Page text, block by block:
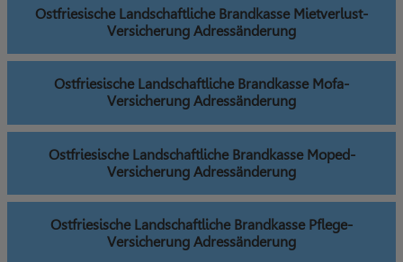
Ostfriesische Landschaftliche Brandkasse Mietverlust-
Versicherung Adressänderung
Ostfriesische Landschaftliche Brandkasse Mofa-
Versicherung Adressänderung
Ostfriesische Landschaftliche Brandkasse Moped-
Versicherung Adressänderung
Ostfriesische Landschaftliche Brandkasse Pflege-
Versicherung Adressänderung